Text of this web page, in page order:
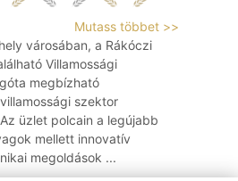
Mutass többet >>
városában, a Rákóczi
Villamossági
megbízható
szektor
üzlet polcain a legújabb
mellett innovatív
megoldások ...